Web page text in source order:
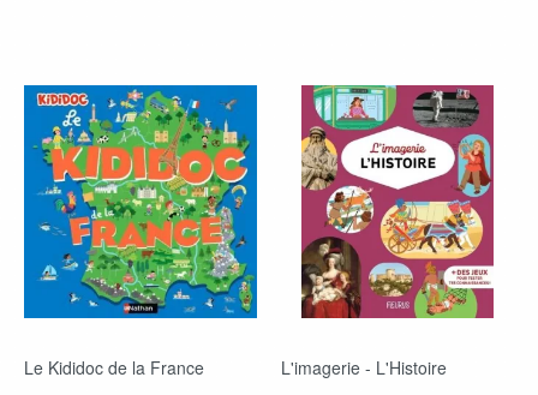
Le Kididoc de la France
L'imagerie - L'Histoire